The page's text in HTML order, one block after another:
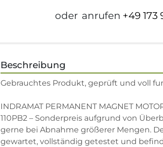
oder anrufen +49 173
Beschreibung
Gebrauchtes Produkt, geprüft und voll
INDRAMAT PERMANENT MAGNET
110PB2 – Sonderpreis aufgrund von
gerne bei Abnahme größerer Mengen.
gewartet, vollständig getestet und